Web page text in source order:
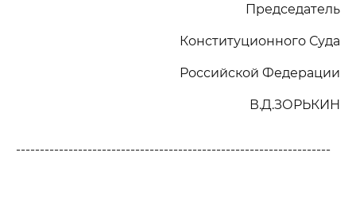
Председатель
Конституционного Суда
Российской Федерации
В.Д.ЗОРЬКИН
------------------------------------------------------------------